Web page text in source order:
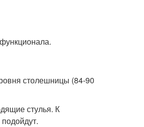
столешницы (84-90
стулья. К